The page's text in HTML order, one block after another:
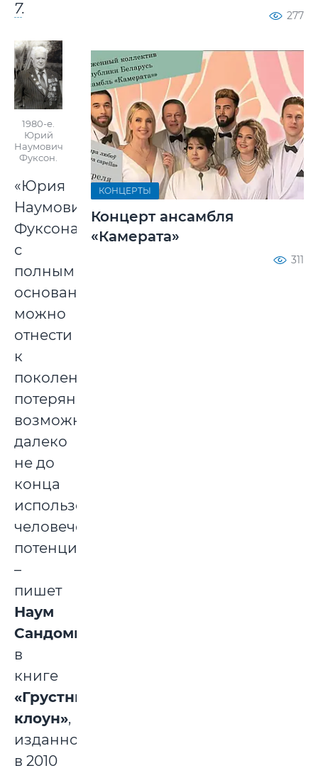
7.
1980-е.
Юрий
Наумович
Фуксон.
«Юрия
Наумовича
Фуксона
с
полным
основанием
можно
отнести
к
поколению
потерянных
возможностей,
далеко
не до
конца
использованного
человеческого
потенциала,
–
пишет
Наум
Сандомирский
в
книге
«Грустный
клоун»,
изданной
в 2010
277
КОНЦЕРТЫ
Концерт ансамбля
«Камерата»
311